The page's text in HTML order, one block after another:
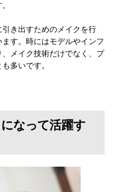
き出すためのメイクを行
す。時にはモデルやインフ
メイク技術だけでなく、プ
多いです。
なって活躍す